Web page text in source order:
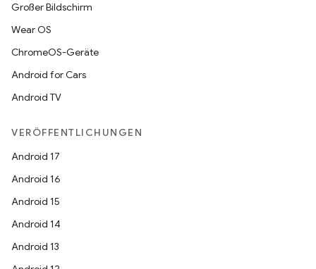
Großer Bildschirm
Wear OS
ChromeOS-Geräte
Android for Cars
Android TV
VERÖFFENTLICHUNGEN
Android 17
Android 16
Android 15
Android 14
Android 13